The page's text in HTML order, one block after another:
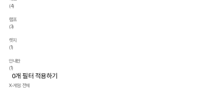
(4)
램프
(3)
렛지
(1)
안내판
(1)
0개 필터 적용하기
X-게임: 전체